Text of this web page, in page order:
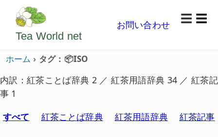
ようこそいらっしゃいました。どうぞごゆっくり楽
Tea World net
お問い合わせ
☰
ホーム タグ：📦ISO
内訳：紅茶ことば辞典 2 ／ 紅茶用語辞典 34 ／ 紅茶記
事 1
すべて
紅茶ことば辞典 紅茶用語辞典 紅茶記事